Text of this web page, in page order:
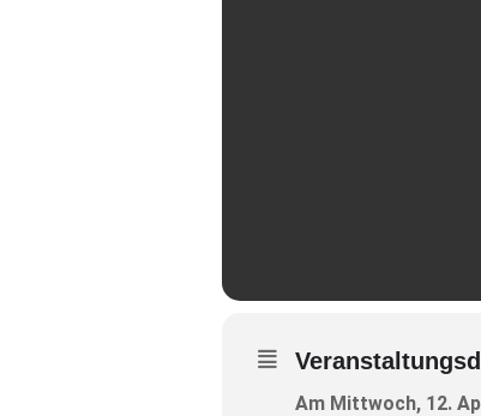
Am Mittwoch, 12.